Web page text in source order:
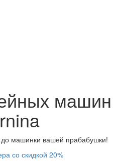
машин
машинки вашей прабабушки!
со скидкой 20%